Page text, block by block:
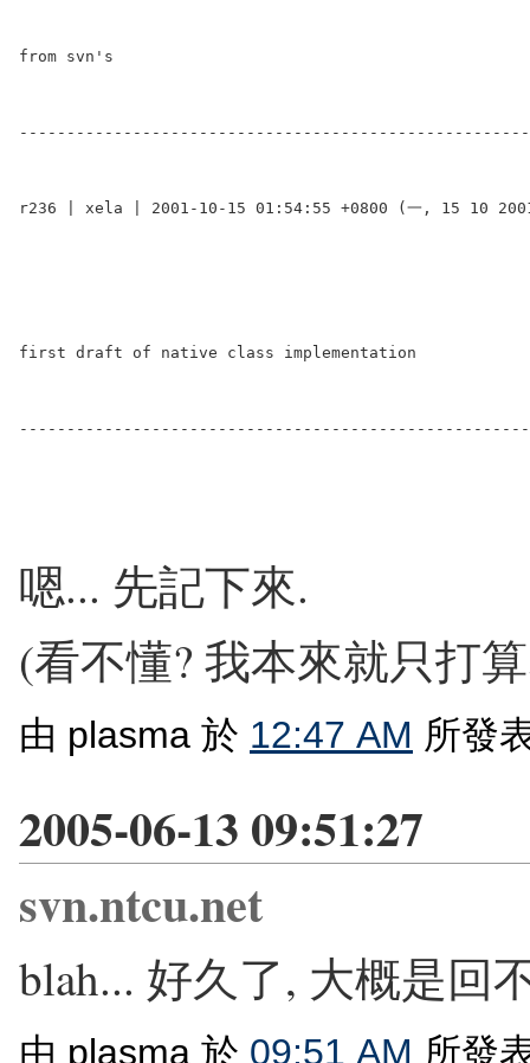
from svn's
r236 | xela | 2001-10-15 01:54:55 +0800 (一, 15 10
first draft of native class implementation
嗯... 先記下來.
(看不懂? 我本來就只打
由 plasma 於 12:47 AM 所發
2005-06-13 09:51:27
svn.ntcu.net
blah... 好久了, 大概是回
由 plasma 於 09:51 AM 所發